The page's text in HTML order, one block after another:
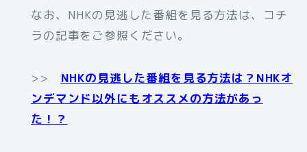
なお、NHKの見逃した番組を見る方法は、コチ
ラの記事をご参照ください。
>> NHKの見逃した番組を見る方法は？NHKオ
ンデマンド以外にもオススメの方法があっ
た！？